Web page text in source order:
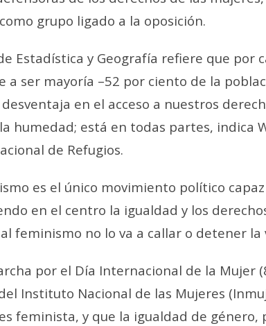
grupo ligado a la oposición.
Estadística y Geografía refiere que por
a ser mayoría –52 por ciento de la
en el acceso a nuestros
humedad; está en todas partes, indica
de Refugios.
es el único movimiento político
en el centro la igualdad y los
al feminismo no lo va a callar o detener la
por el Día Internacional de la Mujer
Instituto Nacional de las Mujeres
feminista, y que la igualdad de género,